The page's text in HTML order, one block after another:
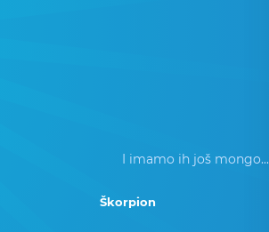
I imamo ih još mongo...
Škorpion